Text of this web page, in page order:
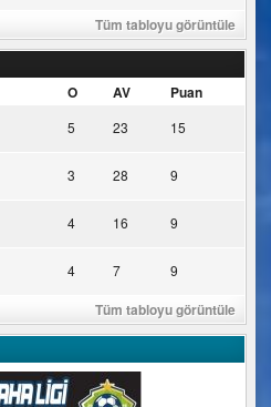
Tüm tabloyu görüntüle
O AV Puan
5 23 15
3 28 9
4 16 9
4 7 9
Tüm tabloyu görüntüle